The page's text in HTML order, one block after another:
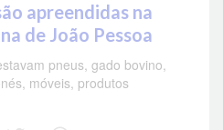
apreendidas na
de João Pessoa
pneus, gado bovino,
móveis, produtos